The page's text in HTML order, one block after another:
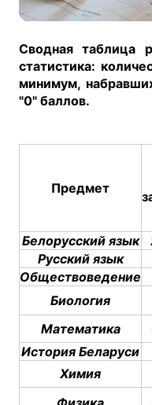
Сводная таблица
статистика:
минимум,
"0" баллов.
Предмет
Белорусский язык
Русский язык
Обществоведение
Биология
Математика
История Беларуси
Химия